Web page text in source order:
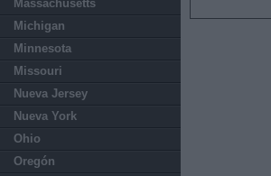
Massachusetts
Michigan
Minnesota
Missouri
Nueva Jersey
Nueva York
Ohio
Oregón